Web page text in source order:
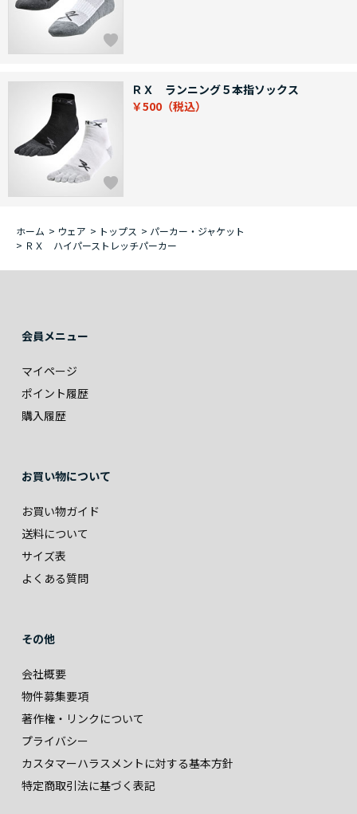
ＲＸ ランニング５本指ソックス
￥500
ホーム > ウェア > トップス > パーカー・ジャケット
> ＲＸ ハイパーストレッチパーカー
会員メニュー
マイページ
ポイント履歴
購入履歴
お買い物について
お買い物ガイド
送料について
サイズ表
よくある質問
その他
会社概要
物件募集要項
著作権・リンクについて
プライバシー
カスタマーハラスメントに対する基本方針
特定商取引法に基づく表記